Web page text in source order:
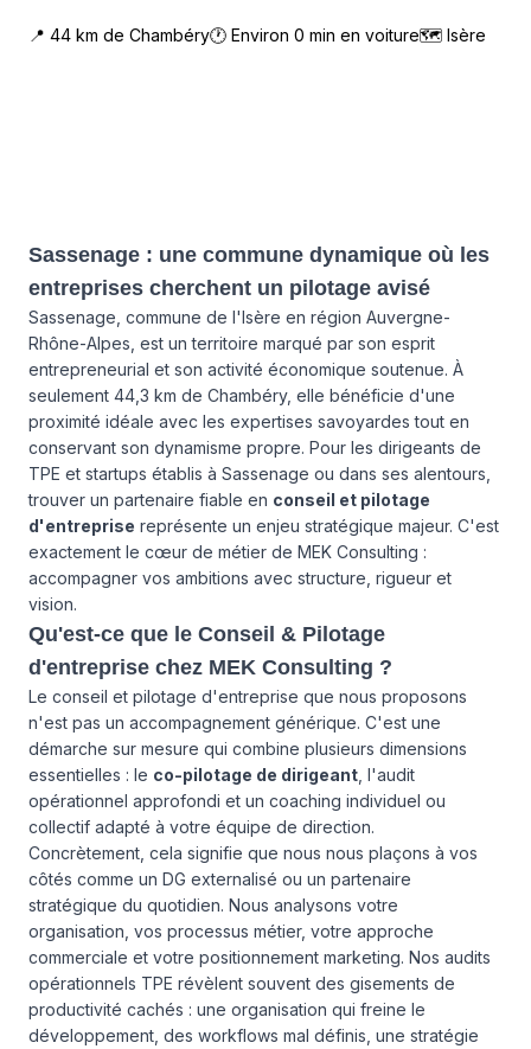
📍 44 km de Chambéry🕐 Environ 0 min en voiture🗺 Isère
Sassenage : une commune dynamique où les
entreprises cherchent un pilotage avisé
Sassenage, commune de l'Isère en région Auvergne-
Rhône-Alpes, est un territoire marqué par son esprit
entrepreneurial et son activité économique soutenue. À
seulement 44,3 km de Chambéry, elle bénéficie d'une
proximité idéale avec les expertises savoyardes tout en
conservant son dynamisme propre. Pour les dirigeants de
TPE et startups établis à Sassenage ou dans ses alentours,
trouver un partenaire fiable en conseil et pilotage
d'entreprise représente un enjeu stratégique majeur. C'est
exactement le cœur de métier de MEK Consulting :
accompagner vos ambitions avec structure, rigueur et
vision.
Qu'est-ce que le Conseil & Pilotage
d'entreprise chez MEK Consulting ?
Le conseil et pilotage d'entreprise que nous proposons
n'est pas un accompagnement générique. C'est une
démarche sur mesure qui combine plusieurs dimensions
essentielles : le co-pilotage de dirigeant , l'audit
opérationnel approfondi et un coaching individuel ou
collectif adapté à votre équipe de direction.
Concrètement, cela signifie que nous nous plaçons à vos
côtés comme un DG externalisé ou un partenaire
stratégique du quotidien. Nous analysons votre
organisation, vos processus métier, votre approche
commerciale et votre positionnement marketing. Nos audits
opérationnels TPE révèlent souvent des gisements de
productivité cachés : une organisation qui freine le
développement, des workflows mal définis, une stratégie